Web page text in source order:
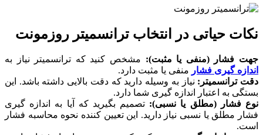
نکات حیاتی در انتخاب ترانسمیتر روزمونت
جهت فشار (منفی یا مثبت): مشخص کنید که ترانسمیتر نیاز به
اندازه گیری فشار منفی یا مثبت دارد.
دقت ترانسمیتر: نیاز به وسیله دارید که دقت بالایی داشته باشد. این
بستگی به اعتبار اندازه گیری شما دارد.
نوع فشار (مطلق یا نسبی): تصمیم بگیرید که آیا به اندازه گیری
فشار مطلق یا نسبی نیاز دارید. این تعیین کننده نحوه محاسبه فشار
است.